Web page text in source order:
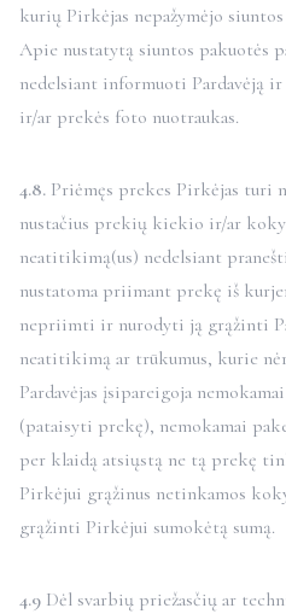
kurių Pirkėjas nepažymėjo
Apie nustatytą siuntos pakuotės
nedelsiant informuoti Pardavėją
ir/ar prekės foto nuotraukas.
4.8. Priėmęs prekes Pirkėjas
nustačius prekių kiekio ir/ar
neatitikimą(us) nedelsiant
nustatoma priimant prekę iš
nepriimti ir nurodyti ją grąžinti
neatitikimą ar trūkumus, kurie
Pardavėjas įsipareigoja
(pataisyti prekę), nemokamai
per klaidą atsiųstą ne tą prekę
Pirkėjui grąžinus netinkamos
grąžinti Pirkėjui sumokėtą sumą.
4.9 Dėl svarbių priežasčių ar